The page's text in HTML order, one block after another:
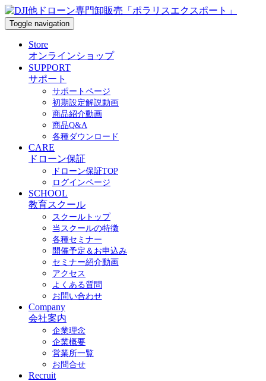
Toggle navigation
Store
オンラインショップ
SUPPORT
サポート
サポートページ
初期設定解説動画
商品紹介動画
商品Q&A
各種ダウンロード
CARE
ドローン保証
ドローン保証TOP
ログインページ
SCHOOL
教育スクール
スクールトップ
当スクールの特徴
各種セミナー
開催予定＆お申込み
セミナー紹介動画
アクセス
よくある質問
お問い合わせ
Company
会社案内
企業理念
企業概要
営業所一覧
お問合せ
Recruit